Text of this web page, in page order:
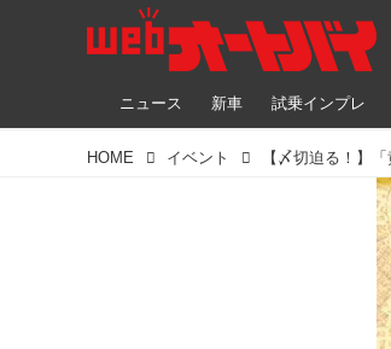
ニュース 新車 試乗インプレ
HOME イベント